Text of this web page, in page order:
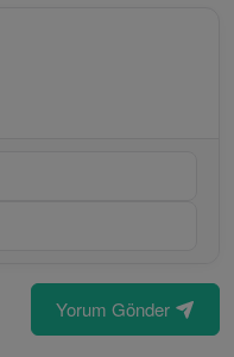
Yorum Gönder